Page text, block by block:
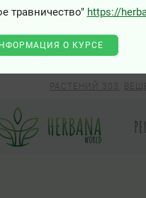
травничество" https://
О КУРСЕ
РАСТЕНИЙ 303